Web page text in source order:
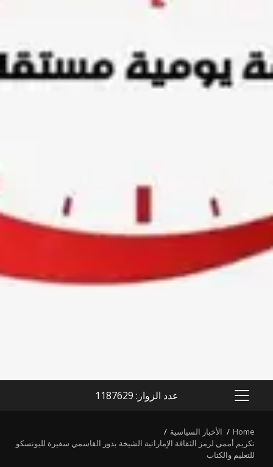
PRIMARY
عدد الزوار: 1187629
Home
الأخبار السياسية
تكريم أممي لرمز الثقافة الإماراتية الشيخة بدور القاسمي سفيرة لليونسكو
للتعليم والكتاب